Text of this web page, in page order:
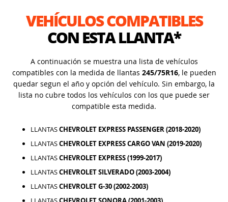
VEHÍCULOS COMPATIBLES
CON ESTA LLANTA*
A continuación se muestra una lista de vehículos
compatibles con la medida de llantas 245/75R16, le pueden
quedar segun el año y opción del vehículo. Sin embargo, la
lista no cubre todos los vehículos con los que puede ser
compatible esta medida.
LLANTASCHEVROLET EXPRESS PASSENGER (2018-2020)
LLANTASCHEVROLET EXPRESS CARGO VAN (2019-2020)
LLANTASCHEVROLET EXPRESS (1999-2017)
LLANTASCHEVROLET SILVERADO (2003-2004)
LLANTASCHEVROLET G-30 (2002-2003)